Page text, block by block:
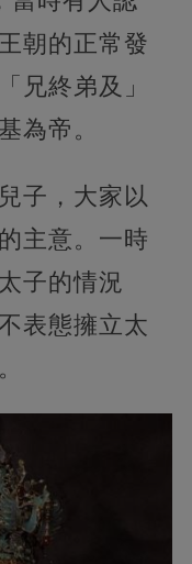
朝的正常發
兄終弟及」
為帝。
子，大家以
主意。一時
子的情況
表態擁立太